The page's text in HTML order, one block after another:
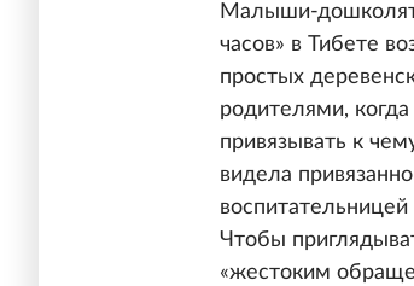
Малыши-
часов» в Тибете
простых
родителями,
привязывать к
видела
Чтобы
«жестоким